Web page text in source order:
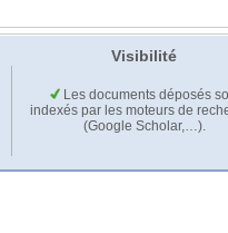
Visibilité
Les documents déposés
indexés par les moteurs de
(Google Scholar,…).